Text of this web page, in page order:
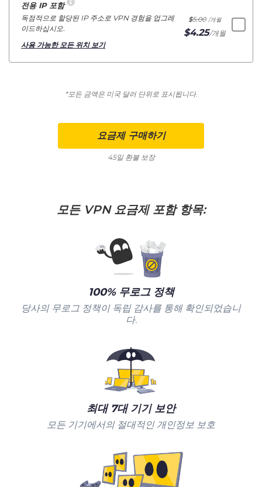
전용 IP 포함
독점적으로 할당된 IP 주소로 VPN 경험을 업그레
이드하십시오.
사용 가능한 모든 위치 보기
$5.00 /개월
$4.25/개월
*모든 금액은 미국 달러 단위로 표시됩니다.
요금제 구매하기
45일 환불 보장
모든 VPN 요금제 포함 항목:
100% 무로그 정책
당사의 무로그 정책이 독립 감사를 통해 확인되었습니
다.
최대 7대 기기 보안
모든 기기에서의 절대적인 개인정보 보호